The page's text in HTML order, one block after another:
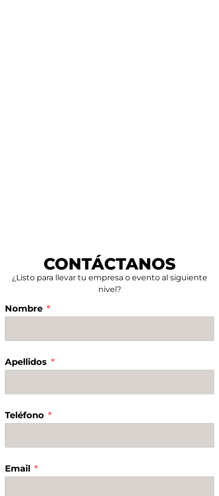
CONTÁCTANOS
¿Listo para llevar tu empresa o evento al siguiente
nivel?
Nombre
Apellidos
Teléfono
Email